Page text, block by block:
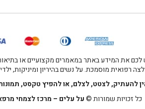
את המידע באתר במאמרים מקצועיים או
רפואית מוסמכת. על נשים בהיריון ומיניקות,
להעתיק, לצטט, לצלם, או להפיץ טקסט,
כל זכויות שמורות ©על עלים – מרכז לצמחי